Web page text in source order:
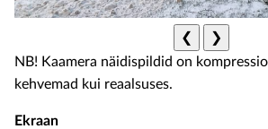
❮
❯
NB! Kaamera näidispildid on
kehvemad kui reaalsuses.
Ekraan